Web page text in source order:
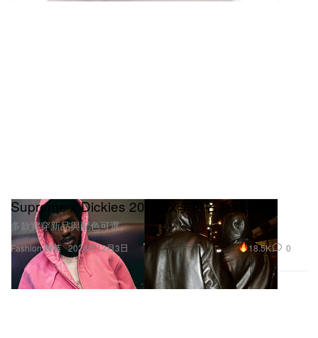
Fashion 時裝
Supreme x Dickies 2024 秋季聯名系列發佈
多款實穿新品與配色可選。
2024年12月3日 18.5K 0